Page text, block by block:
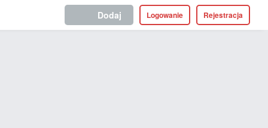
Rejestracja
Logowanie
Dodaj